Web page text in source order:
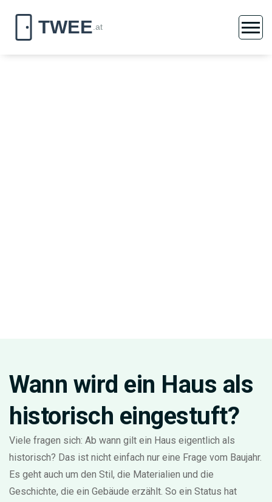
Wann wird ein Haus als
historisch eingestuft?
Viele fragen sich: Ab wann gilt ein Haus eigentlich als
historisch? Das ist nicht einfach nur eine Frage vom Baujahr.
Es geht auch um den Stil, die Materialien und die
Geschichte, die ein Gebäude erzählt. So ein Status hat